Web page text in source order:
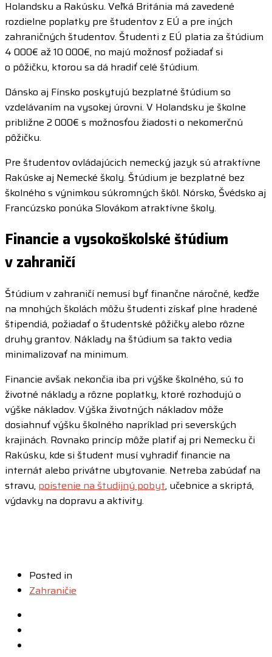
Holandsku a Rakúsku. Veľká Británia má zavedené
rozdielne poplatky pre študentov z EÚ a pre iných
zahraničných študentov. Študenti z EÚ platia za štúdium
4 000€ až 10 000€, no majú možnosť požiadať si
o pôžičku, ktorou sa dá hradiť celé štúdium.
Dánsko aj Fínsko poskytujú bezplatné štúdium so
vzdelávaním na vysokej úrovni. V Holandsku je školne
približne 2 000€ s možnosťou žiadosti o nekomerčnú
pôžičku.
Pre študentov ovládajúcich nemecký jazyk sú atraktívne
Rakúske aj Nemecké školy. Štúdium je bezplatné bez
školného s výnimkou súkromných škôl. Nórsko, Švédsko aj
Francúzsko ponúka Slovákom atraktívne školy.
Financie a vysokoškolské štúdium
v zahraničí
Štúdium v zahraničí nemusí byť finančne náročné, keďže
na mnohých školách môžu študenti získať plne hradené
štipendiá, požiadať o študentské pôžičky alebo rôzne
druhy grantov. Náklady na štúdium sa takto vedia
minimalizovať na minimum.
Financie avšak nekončia iba pri výške školného, sú to
životné náklady a rôzne poplatky, ktoré rozhodujú o
výške nákladov. Výška životných nákladov môže
dosiahnuť výšku školného napríklad pri severských
krajinách. Rovnako princíp môže platiť aj pri Nemecku či
Rakúsku, kde si študent musí vyhradiť financie na
internát alebo privátne ubytovanie. Netreba zabúdať na
stravu, poistenie na študijný pobyt, učebnice a skriptá,
výdavky na dopravu a aktivity.
Posted in
Zahraničie